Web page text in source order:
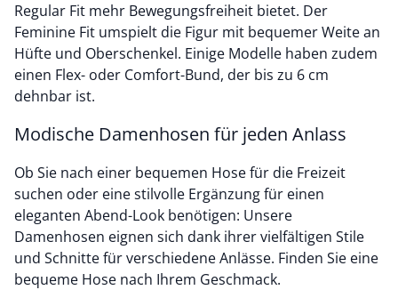
Regular Fit mehr Bewegungsfreiheit bietet. Der
Feminine Fit umspielt die Figur mit bequemer Weite an
Hüfte und Oberschenkel. Einige Modelle haben zudem
einen Flex- oder Comfort-Bund, der bis zu 6 cm
dehnbar ist.
Modische Damenhosen für jeden Anlass
Ob Sie nach einer bequemen Hose für die Freizeit
suchen oder eine stilvolle Ergänzung für einen
eleganten Abend-Look benötigen: Unsere
Damenhosen eignen sich dank ihrer vielfältigen Stile
und Schnitte für verschiedene Anlässe. Finden Sie eine
bequeme Hose nach Ihrem Geschmack.